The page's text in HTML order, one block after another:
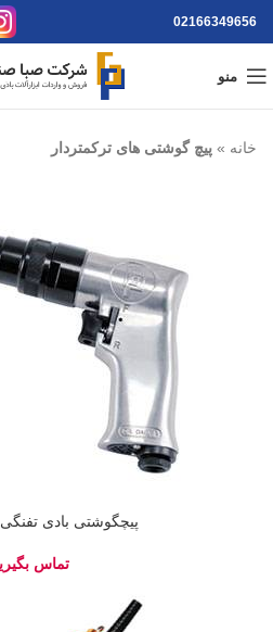
02166349656
منو
خانه » پیچ گوشتی های ترکمتردار
پیچگوشتی بادی تفنگی GP-862HB